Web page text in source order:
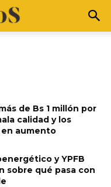
de Bs 1 millón por
calidad y los
en aumento
y YPFB
sobre qué pasa con